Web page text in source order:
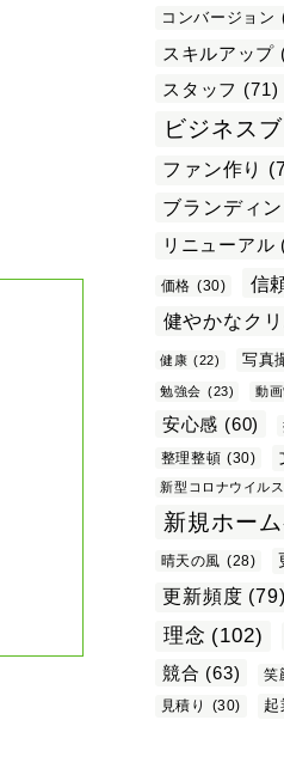
コンバージョン
スキルアップ
スタッフ (71)
ビジネス
ファン作り
ブランディ
リニューアル
価格 (30) 信
健やかなク
健康 (22) 写真
勉強会 (23) 動
安心感 (60)
整理整頓 (30)
新型コロナウイルス
新規ホー
晴天の風 (28)
更新頻度 (79)
理念 (102)
競合 (63) 笑
見積り
(30) 起